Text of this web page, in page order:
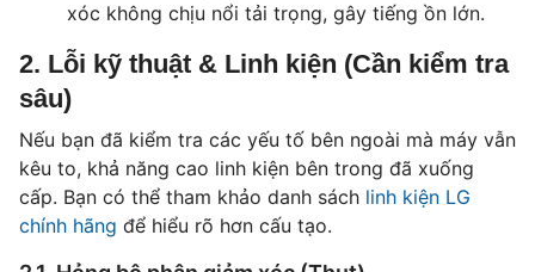
xóc không chịu nổi tải trọng, gây tiếng ồn lớn.
2. Lỗi kỹ thuật & Linh kiện (Cần kiểm tra
sâu)
Nếu bạn đã kiểm tra các yếu tố bên ngoài mà máy vẫn
kêu to, khả năng cao linh kiện bên trong đã xuống
cấp. Bạn có thể tham khảo danh sách linh kiện LG
chính hãng để hiểu rõ hơn cấu tạo.